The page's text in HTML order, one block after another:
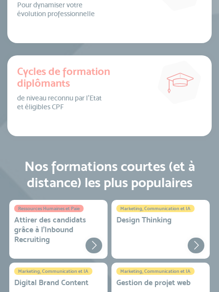
Pour dynamiser votre
évolution professionnelle
Cycles de formation
diplômants
de niveau reconnu par l’Etat
et éligibles CPF
Nos formations courtes (et à
distance) les plus populaires
Ressources Humaines et Paie
Attirer des candidats
grâce à l’Inbound
Recruiting
Marketing, Communication et IA
Design Thinking
Marketing, Communication et IA
Digital Brand Content
Marketing, Communication et IA
Gestion de projet web